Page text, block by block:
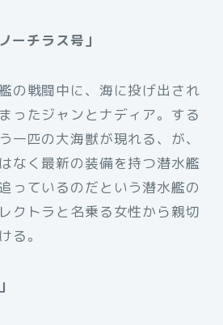
ーチラス号」
の戦闘中に、海に投げ出され
ったジャンとナディア。する
一匹の大海獣が現れる、が、
なく最新の装備を持つ潜水艦
っているのだという潜水艦の
クトラと名乗る女性から親切
る。